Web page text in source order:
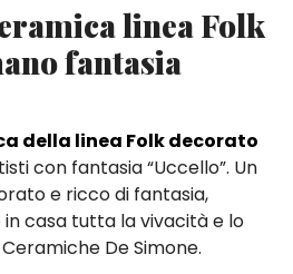
linea Folk
fantasia
della linea Folk decorato
con fantasia “Uccello”. Un
e ricco di fantasia,
casa tutta la vivacità e lo
De Simone.